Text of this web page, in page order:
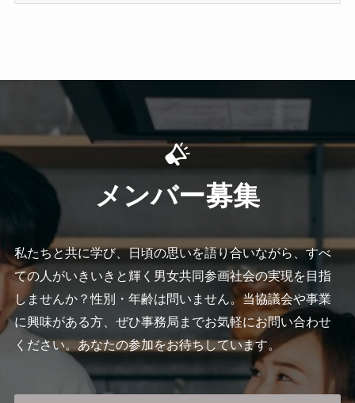
メンバー募集
私たちと共に学び、⽇頃の思いを語り合いながら、すべ
ての人がいきいきと輝く男⼥共同参画社会の実現を⽬指
しませんか？性別・年齢は問いません。当協議会や事業
に興味がある方、ぜひ事務局までお気軽にお問い合わせ
ください。あなたの参加をお待ちしています。